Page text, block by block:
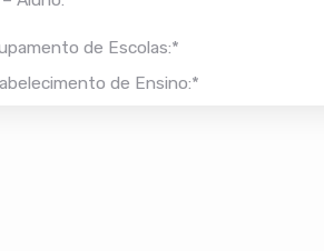
de Escolas:*
de Ensino:*